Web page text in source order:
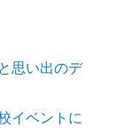
思い出のデ
イベントに